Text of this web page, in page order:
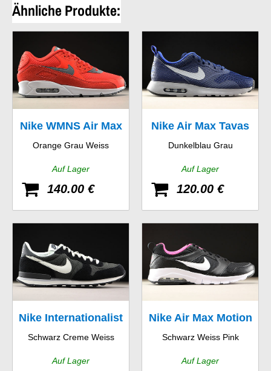
Ähnliche Produkte:
Nike WMNS Air Max
90
Orange Grau Weiss
Auf Lager
140.00 €
Nike Air Max Tavas
Dunkelblau Grau
Auf Lager
120.00 €
Nike Internationalist
Schwarz Creme Weiss
Auf Lager
Nike Air Max Motion
GS
Schwarz Weiss Pink
Auf Lager